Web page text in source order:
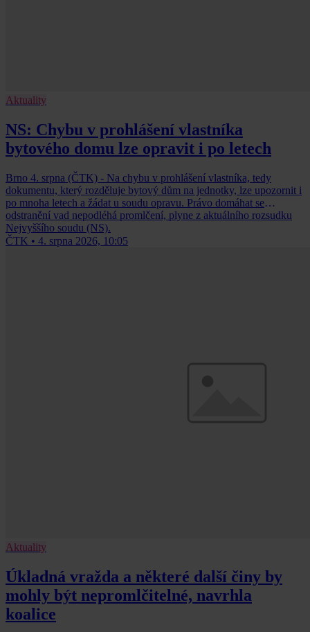
Aktuality
NS: Chybu v prohlášení vlastníka
bytového domu lze opravit i po letech
Brno 4. srpna (ČTK) - Na chybu v prohlášení vlastníka, tedy
dokumentu, který rozděluje bytový dům na jednotky, lze upozornit i
po mnoha letech a žádat u soudu opravu. Právo domáhat se
odstranění vad nepodléhá promlčení, plyne z aktuálního rozsudku
Nejvyššího soudu (NS).
ČTK • 4. srpna 2026, 10:05
Aktuality
Úkladná vražda a některé další činy by
mohly být nepromlčitelné, navrhla
koalice